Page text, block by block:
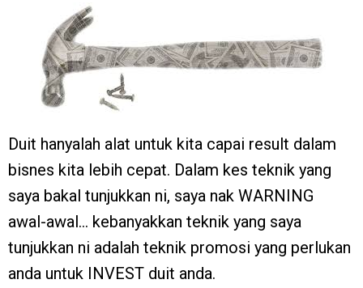
Duit hanyalah alat untuk kita capai result dalam
bisnes kita lebih cepat. Dalam kes teknik yang
saya bakal tunjukkan ni, saya nak WARNING
awal-awal… kebanyakkan teknik yang saya
tunjukkan ni adalah teknik promosi yang perlukan
anda untuk INVEST duit anda.